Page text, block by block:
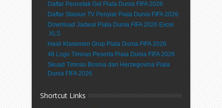
Daftar Pencetak Gol Piala Dunia FIFA 2026
Daftar Stasiun TV Penyiar Piala Dunia FIFA 2026
Download Jadwal Piala Dunia FIFA 2026 Excel
.XLS
Hasil Klasemen Grup Piala Dunia FIFA 2026
48 Logo Timnas Peserta Piala Dunia FIFA 2026
Skuad Timnas Bosnia dan Herzegovina Piala
Dunia FIFA 2026
Shortcut Links